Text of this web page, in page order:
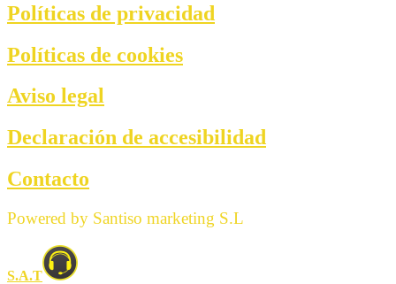
Políticas de privacidad
Políticas de cookies
Aviso legal
Declaración de accesibilidad
Contacto
Powered by Santiso marketing S.L
S.A.T